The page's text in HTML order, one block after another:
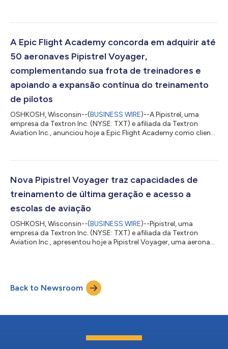
certificação. Com este marco, os três jatos leves Citation de
entraram na fase de testes de voo, demonstrando o contínuo
progresso do portfólio de jatos leves de nova g...
A Epic Flight Academy concorda em adquirir até
50 aeronaves Pipistrel Voyager,
complementando sua frota de treinadores e
apoiando a expansão contínua do treinamento
de pilotos
OSHKOSH, Wisconsin--(BUSINESS WIRE)--A Pipistrel, uma
empresa da Textron Inc. (NYSE: TXT) e afiliada da Textron
Aviation Inc., anunciou hoje a Epic Flight Academy como cliente
empresa assinou um contrato de compra para até 50
partir de 2027 e opções para até 20 aeronaves adicionais em
2028 e 20 em 2029, apoiando a expansão...
Nova Pipistrel Voyager traz capacidades de
treinamento de última geração e acesso a
escolas de aviação
OSHKOSH, Wisconsin--(BUSINESS WIRE)--Pipistrel, uma
empresa da Textron Inc. (NYSE: TXT) e afiliada da Textron
Aviation Inc., apresentou hoje a Pipistrel Voyager, uma aeronave
Pipistrel. Desenvolvida especificamente para atender às
exigências em evolução do treinamento de pilotos, a Voyager
foi projetada para estar conforme a...
Back to Newsroom